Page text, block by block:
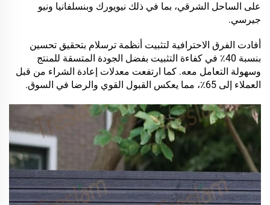
على الساحل الشرقي، بما في ذلك نيويورك وبنسلفانيا ونيو
جيرسي.
أفادت الفرق الاحترافية لتثبيت أنظمة ترسلام بتحقيق تحسين
بنسبة 40٪ في كفاءة التثبيت بفضل الجودة المتسقة للمنتج
وسهولة التعامل معه. كما ارتفعت معدلات إعادة الشراء من قبل
العملاء إلى 65٪، مما يعكس القبول القوي والرضا في السوق.